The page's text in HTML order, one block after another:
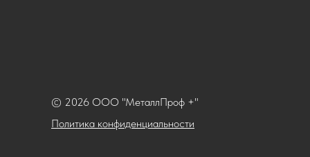
Политика конфиденциальности
© 2026 ООО "МеталлПроф +"